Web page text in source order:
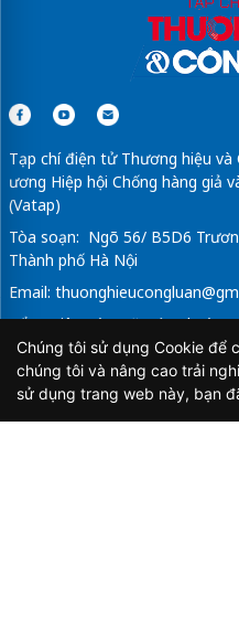
Tạp chí điện tử Thương hiệu và
ương Hiệp hội Chống hàng giả
(Vatap)
Tòa soạn: Ngõ 56/ B5D6
Thành phố Hà Nội
Email:
Tổng Biên Tập: Vũ Đức Thuận
Giấy phép hoạt động báo chí
Thông tin và Truyền thông cấp
Chúng tôi sử dụng Cookie để
chúng tôi và nâng cao trải
sử dụng trang web này, bạn